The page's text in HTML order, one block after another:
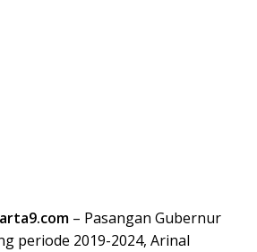
– Pasangan Gubernur
periode 2019-2024, Arinal